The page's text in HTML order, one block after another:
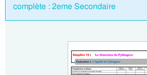
complète : 2eme Secondaire